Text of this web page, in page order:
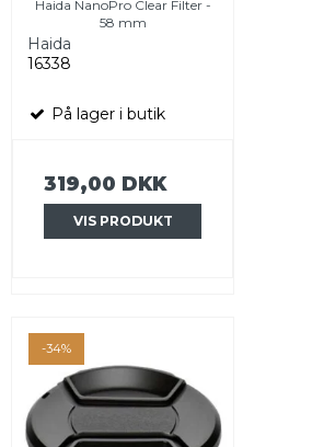
Haida NanoPro Clear Filter -
58 mm
Haida
16338
På lager i butik
319,00 DKK
VIS PRODUKT
-34%